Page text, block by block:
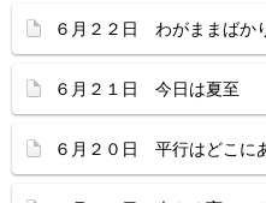
６月２２日 わがままばか
６月２１日 今日は夏至
６月２０日 平行はどこに